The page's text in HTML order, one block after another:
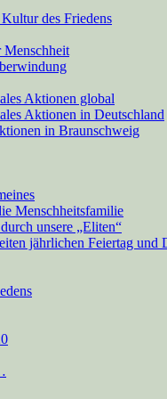
des Friedens
Menschheit
Aktionen global
Aktionen in Deutschland
in Braunschweig
Menschheitsfamilie
unsere „Eliten“
jährlichen Feiertag und